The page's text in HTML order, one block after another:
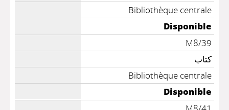
Bibliothèque centrale
Disponible
M8/39
كتاب
Bibliothèque centrale
Disponible